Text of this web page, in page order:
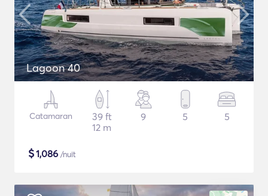
Lagoon 40
Catamaran
39 ft
12 m
9 5 5
$1,086 /nuit